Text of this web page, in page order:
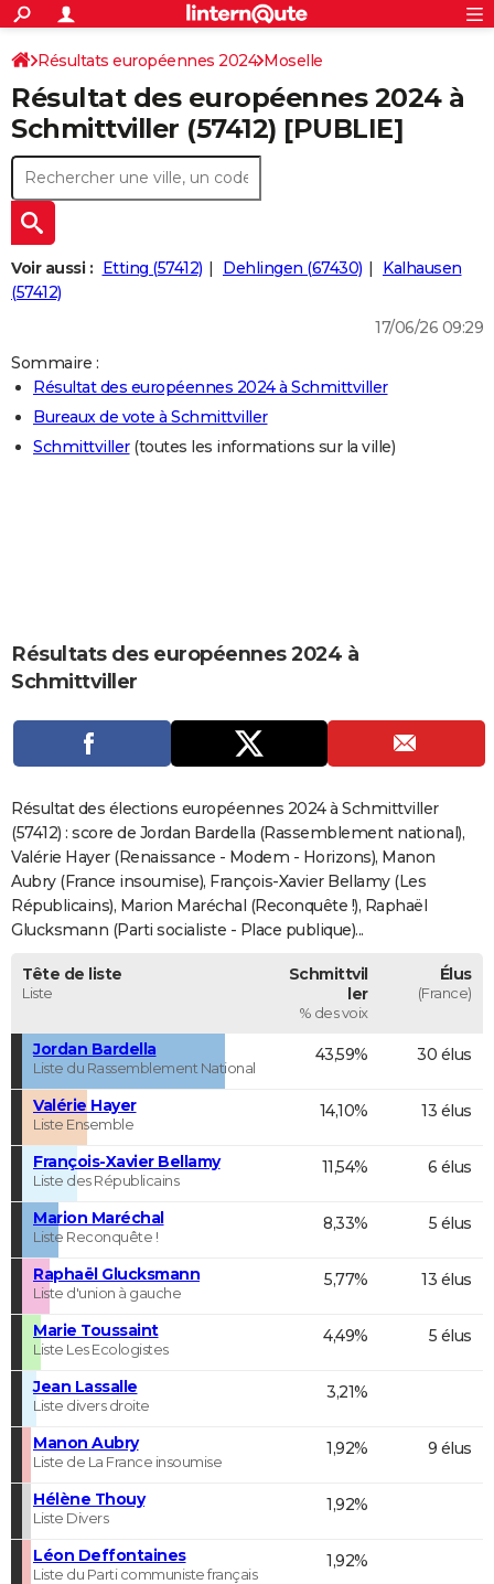
ACTUALITÉS
Politique
Société
Faits Divers
Education
Monde
Villes
+
SPORT
Coupe du monde 2026
Football
Tennis
Cyclisme
Rugby
Forum
CULTURE
Programme TV
TNT
Streaming
Cinéma
Sorties cinéma
Musique
+
FINANCE
Retraite
Impôts
Epargne
Immobilier
Risques naturels par ville
Banque
Assurance
Crédit
AUTO
Essais
Réserver un essai
Citadines
Berlines
SUV
Forum auto
+
HIGH-TECH
Mobiles
Meilleur smartphone
Internet
Ordinateurs
Jeux vidéo
Guide high-tech
+
BRICOLAGE
Guides de France
Escapades
Patrimoine
Expositions
Musées
Week-end nature
LIFESTYLE
Art de vivre
Bien-être
Loisirs
Mode
Modes de vie
CARTE DE VOEUX
Carte de Noël
Carte Bonne année
Carte Saint-Valentin
Carte Pâques
Carte d'anniversaire
Dictionnaire
Biographies
Expressions
Proverbes
PROGRAMME TV
S'inscrire
Se connecter
Lycées
Collèges
Primaires
Universités
Entreprises
Service militaire
Avis de recherche
AVIS DE DÉCÈS
FORUM
Bricolage
Lifestyle
Culture
SportAuto
Television
Voyage
Cinema
S'inscrire
Connexion
Résultats européennes 2024 Moselle
Résultat des européennes 2024 à
Schmittviller (57412) [PUBLIE]
Voir aussi : Etting (57412) Dehlingen (67430)
Kalhausen
(57412)
17/06/26 09:29
Sommaire :
Résultat des européennes 2024 à Schmittviller
Bureaux de vote à Schmittviller
Schmittviller(toutes les informations sur la ville)
Résultats des européennes 2024 à
Schmittviller
Résultat des élections européennes 2024 à Schmittviller
(57412) : score de Jordan Bardella (Rassemblement national),
Valérie Hayer (Renaissance - Modem - Horizons), Manon
Aubry (France insoumise), François-Xavier Bellamy (Les
Républicains), Marion Maréchal (Reconquête !), Raphaël
Glucksmann (Parti socialiste - Place publique)...
Tête de liste
Liste
Schmittvil
ler
% des voix
Élus
(France)
Jordan Bardella
Liste du Rassemblement National
43,59% 30 élus
Valérie Hayer
Liste Ensemble
14,10% 13 élus
François-Xavier Bellamy
Liste des Républicains
11,54% 6 élus
Marion Maréchal
Liste Reconquête !
8,33% 5 élus
Raphaël Glucksmann
Liste d'union à gauche
5,77% 13 élus
Marie Toussaint
Liste Les Ecologistes
4,49% 5 élus
Jean Lassalle
Liste divers droite
3,21%
Manon Aubry
Liste de La France insoumise
1,92% 9 élus
Hélène Thouy
Liste Divers
1,92%
Léon Deffontaines
Liste du Parti communiste français
1,92%